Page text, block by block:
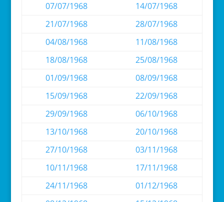
07/07/1968
14/07/1968
21/07/1968
28/07/1968
04/08/1968
11/08/1968
18/08/1968
25/08/1968
01/09/1968
08/09/1968
15/09/1968
22/09/1968
29/09/1968
06/10/1968
13/10/1968
20/10/1968
27/10/1968
03/11/1968
10/11/1968
17/11/1968
24/11/1968
01/12/1968